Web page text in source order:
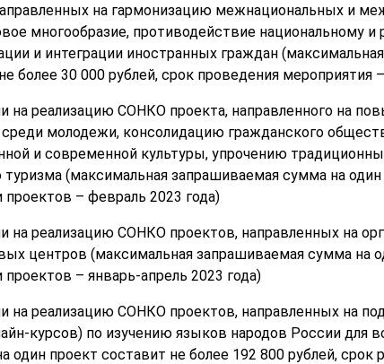
на гармонизацию межнациональных и
многообразие, противодействие национальному и
и интеграции иностранных граждан
более 30 000 рублей, срок проведения мероприятия
на реализацию СОНКО проекта, направленного на
среди молодежи, консолидацию гражданского
и современной культуры, упрочению
туризма (максимальная запрашиваемая сумма на
проектов – февраль 2023 года)
на реализацию СОНКО проектов, направленных на
центров (максимальная запрашиваемая сумма на
проектов – январь-апрель 2023 года)
на реализацию СОНКО проектов, направленных на
курсов) по изучению языков народов России для
один проект составит не более 192 800 рублей, срок